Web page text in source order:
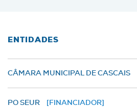
ENTIDADES
CÂMARA MUNICIPAL DE CASCAIS
PO SEUR [FINANCIADOR]